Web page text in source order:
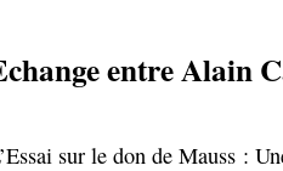
entre Alain
sur le don de Mauss :